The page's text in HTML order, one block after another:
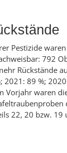
Pestizide
792
Rückstände
2021: 89 %;
Vorjahr waren
22, 20 bzw. 19